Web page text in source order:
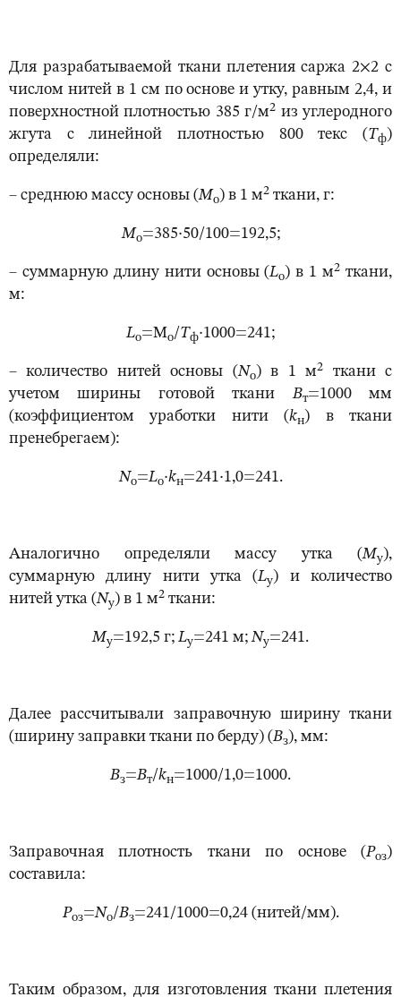
Для разрабатываемой ткани плетения саржа 2×2 с
числом нитей в 1 см по основе и утку, равным 2,4, и
поверхностной плотностью 385 г/м2 из углеродного
жгута с линейной плотностью 800 текс (Тф)
определяли:
– среднюю массу основы (Мо) в 1 м2 ткани, г:
Мо=385·50/100=192,5;
– суммарную длину нити основы (Lo) в 1 м2 ткани,
м:
Lo=Mo/Тф·1000=241;
– количество нитей основы (No) в 1 м2
ткани с
учетом ширины готовой тканиВт=1000 мм
(коэффициентом уработки нити (kн) в ткани
пренебрегаем):
No=Lo·kн=241·1,0=241.
Аналогично определяли массу утка (Му),
суммарную длину нити утка (Lу) и количество
нитей утка (Nу) в 1 м2 ткани:
Му=192,5 г;Lу=241 м;Nу=241.
Далее рассчитывали заправочную ширину ткани
(ширину заправки ткани по берду) (Вз), мм:
Вз=Вт/kн=1000/1,0=1000.
Заправочная плотность ткани по основе (Роз)
составила:
Роз=No/Вз=241/1000=0,24 (нитей/мм).
Таким образом, для изготовления ткани плетения